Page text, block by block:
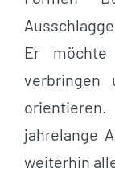
Er
jahrelange
weiterhin